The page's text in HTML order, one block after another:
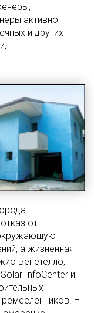
активно
и других
от
а жизненная
Бенетелло,
InfoСenter и
–